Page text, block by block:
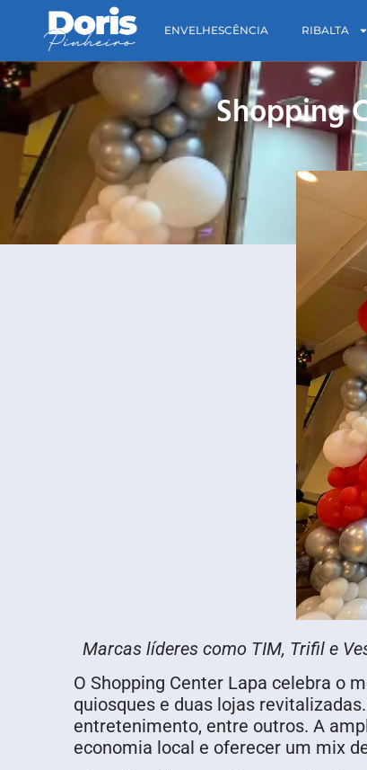
ENVELHESCÊNCIA RIBALTA
Shopping
Marcas líderes como TIM, Trifil e
O Shopping Center Lapa celebra o
quiosques e duas lojas
entretenimento, entre outros. A
economia local e oferecer um mix